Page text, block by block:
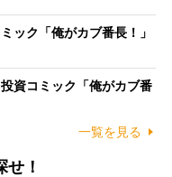
ック「俺がカブ番長！」
資コミック「俺がカブ番
一覧を見る
！